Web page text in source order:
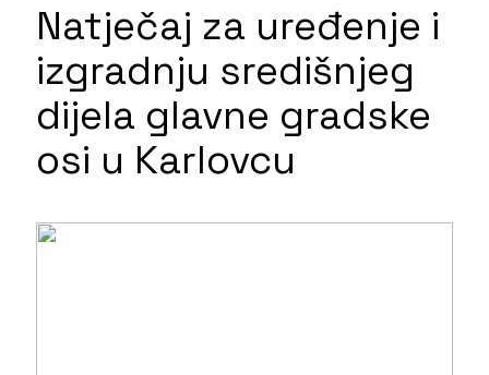
Natječaj za uređenje i
izgradnju središnjeg
dijela glavne gradske
osi u Karlovcu